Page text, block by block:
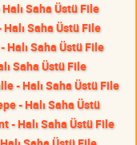
Saha Üstü File
Halı Saha Üstü File
Halı Saha Üstü File
Saha Üstü File
- Halı Saha Üstü File
- Halı Saha Üstü
- Halı Saha Üstü File